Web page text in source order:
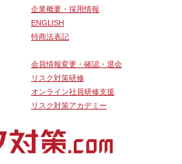
企業概要・採用情報
ENGLISH
特商法表記
会員情報変更・確認・退会
リスク対策研修
オンライン社員研修支援
リスク対策アカデミー